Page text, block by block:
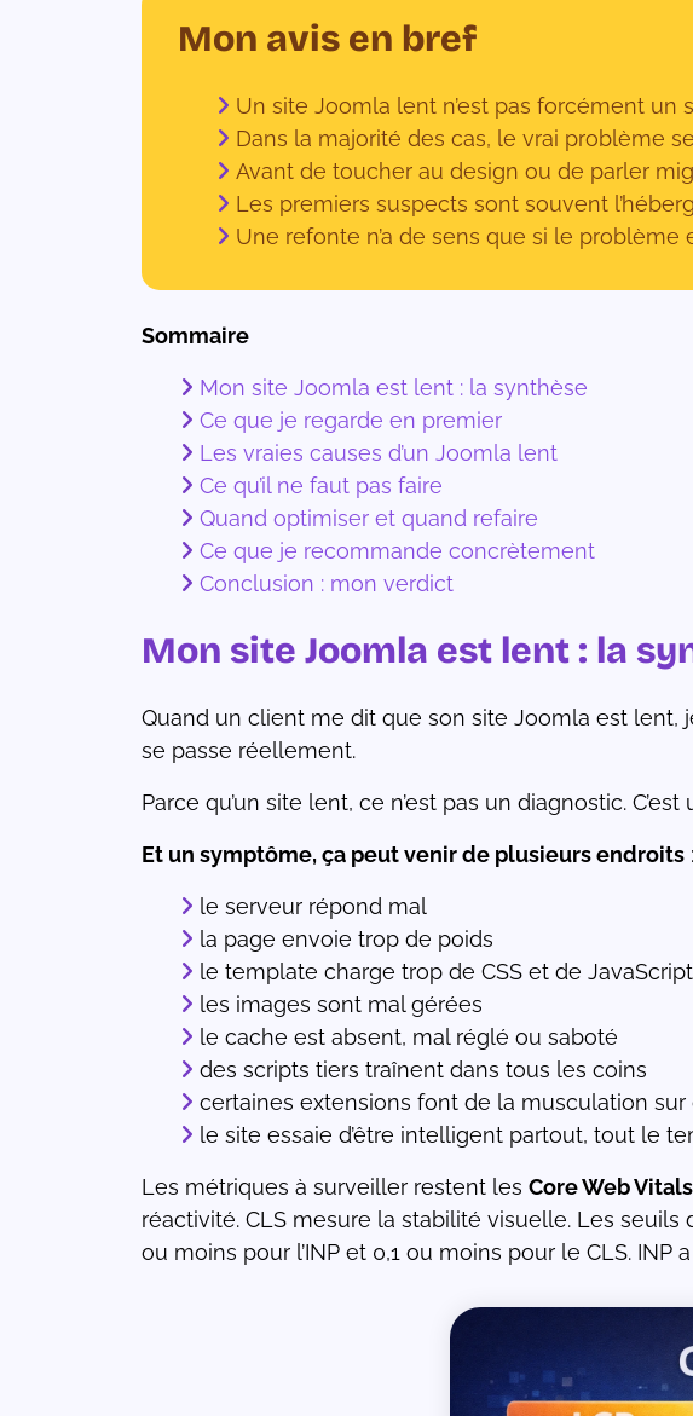
Mon avis en bref
Un site Joomla lent n’est pas forcément un
Dans la majorité des cas, le vrai problème
Avant de toucher au design ou de parler
Les premiers suspects sont souvent
Une refonte n’a de sens que si le
Sommaire
Mon site Joomla est lent : la synthèse
Ce que je regarde en premier
Les vraies causes d’un Joomla lent
Ce qu’il ne faut pas faire
Quand optimiser et quand refaire
Ce que je recommande concrètement
Conclusion : mon verdict
Mon site Joomla est lent : la
Quand un client me dit que son site Joomla est lent,
se passe réellement.
Parce qu’un site lent, ce n’est pas un diagnostic.
Et un symptôme, ça peut venir de plusieurs endroits :
le serveur répond mal
la page envoie trop de poids
le template charge trop de CSS et de JavaScript
les images sont mal gérées
le cache est absent, mal réglé ou saboté
des scripts tiers traînent dans tous les coins
certaines extensions font de la musculation
le site essaie d’être intelligent partout, tout le
Les métriques à surveiller restent les Core Web Vitals
réactivité. CLS mesure la stabilité visuelle. Les
ou moins pour l’INP et 0,1 ou moins pour le CLS.